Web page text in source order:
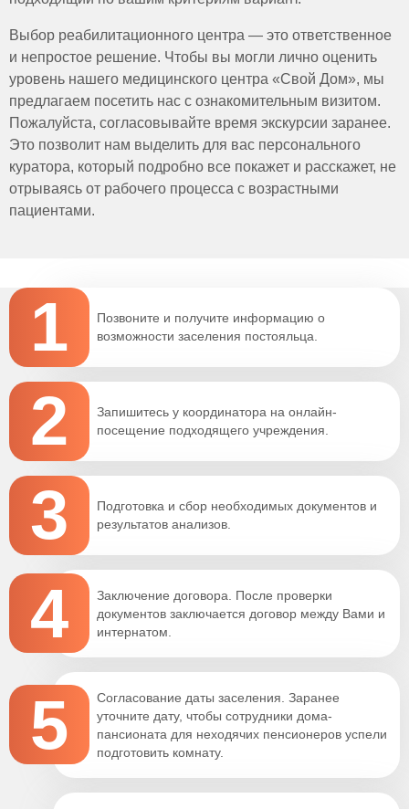
предотвращения раздражений.
Замена повязок: Использование стерильных
повязок с Y-образным разрезом, которые
защищают кожу от трения и влаги.
Мониторинг: Ежедневный осмотр кожи для
выявления покраснений, раздражений или
признаков инфекции.
Выбор реабилитационного центра — это ответственное
и непростое решение. Чтобы вы могли лично оценить
уровень нашего медицинского центра «Свой Дом», мы
предлагаем посетить нас с ознакомительным визитом.
Пожалуйста, согласовывайте время экскурсии заранее.
Это позволит нам выделить для вас персонального
куратора, который подробно все покажет и расскажет, не
отрываясь от рабочего процесса с возрастными
пациентами.
1
Позвоните и получите информацию о
возможности заселения постояльца.
2
Запишитесь у координатора на онлайн-
посещение подходящего учреждения.
3
Подготовка и сбор необходимых документов и
результатов анализов.
4
Заключение договора. После проверки
документов заключается договор между Вами и
интернатом.
5
Согласование даты заселения. Заранее
уточните дату, чтобы сотрудники дома-
пансионата для неходячих пенсионеров успели
подготовить комнату.